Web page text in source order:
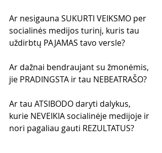
Ar nesigauna SUKURTI VEIKSMO per
socialinės medijos turinį, kuris tau
uždirbtų PAJAMAS tavo versle?
Ar dažnai bendraujant su žmonėmis,
jie PRADINGSTA ir tau NEBEATRAŠO?
Ar tau ATSIBODO daryti dalykus,
kurie NEVEIKIA socialinėje medijoje ir
nori pagaliau gauti REZULTATUS?